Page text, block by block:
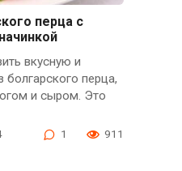
перца с
вкусную и
болгарского перца,
и сыром. Это
1 911